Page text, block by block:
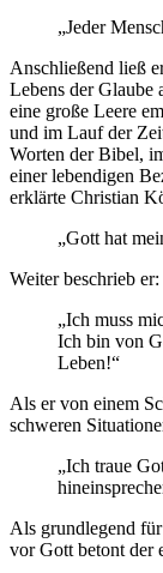
„Jeder
Anschließend ließ
Lebens der Glaube
eine große Leere
und im Lauf der
Worten der Bibel,
einer lebendigen
erklärte Christian
„Gott hat
Weiter beschrieb er:
„Ich muss
Ich bin von
Leben!“
Als er von einem
schweren
„Ich traue
Als grundlegend
vor Gott betont der